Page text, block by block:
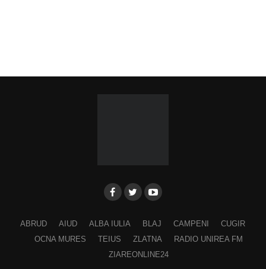
ABRUD AIUD ALBA IULIA BLAJ CAMPENI
CUGIR
OCNA MURES
TEIUS ZLATNA
RADIO UNIREA FM
ZIAREONLINE24